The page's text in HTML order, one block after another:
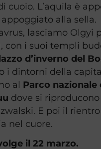
cuoio. L’aquila è
alla sella.
lasciamo Olgyi
con i suoi templi
d’inverno del
i dintorni della
al Parco nazionale
dove si
E poi il
nel cuore.
il 22 marzo.